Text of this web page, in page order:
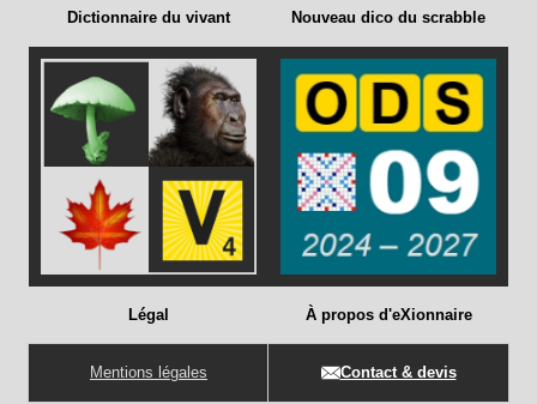
Dictionnaire du vivant Nouveau dico du scrabble
Légal
Mentions légales
À propos d'eXionnaire
Contact & devis